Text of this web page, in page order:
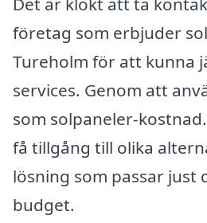
företag som erbjuder
Tureholm för att kunna
services. Genom att
som solpaneler-
få tillgång till olika
lösning som passar just
budget.